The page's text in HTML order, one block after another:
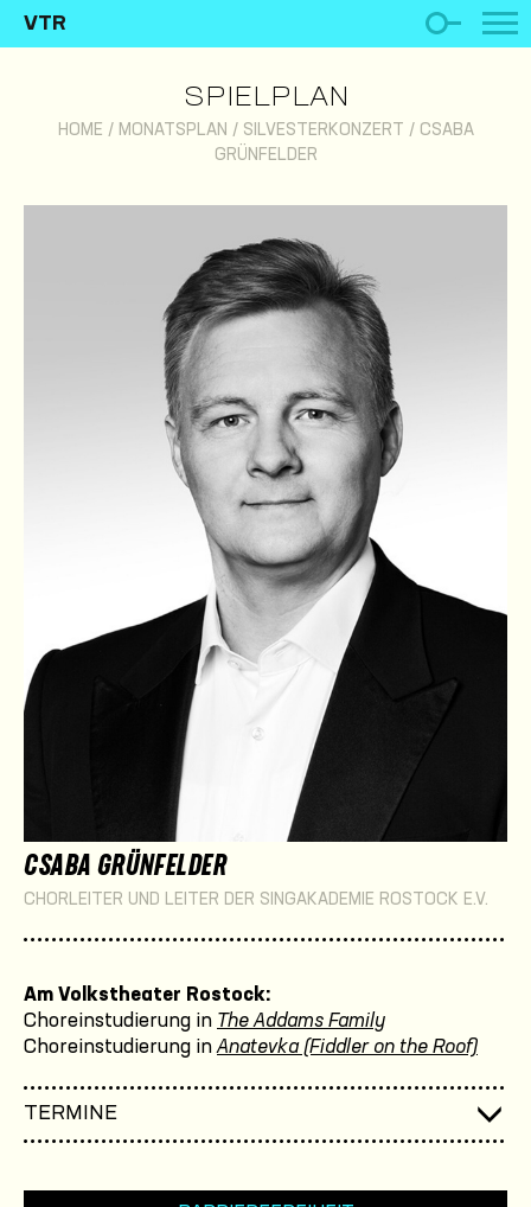
VTR
SPIELPLAN
HOME / MONATSPLAN / SILVESTERKONZERT / CSABA
GRÜNFELDER
CSABA GRÜNFELDER
CHORLEITER UND LEITER DER SINGAKADEMIE ROSTOCK E.V.
Am Volkstheater Rostock:
Choreinstudierung in The Addams Family
Choreinstudierung in Anatevka (Fiddler on the Roof)
TERMINE